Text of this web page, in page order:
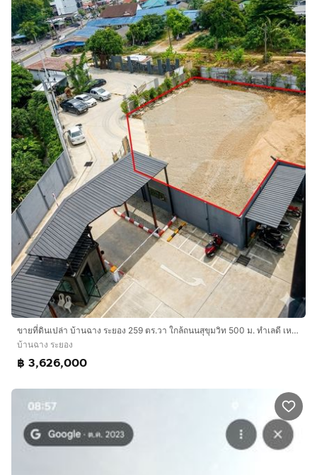
ขายที่ดินเปล่า บ้านฉาง ระยอง 259 ตร.วา ใกล้ถนนสุขุมวิท 500 ม. ทำเลดี เหมาะลงทุน
บ้านฉาง ระยอง
฿ 3,626,000